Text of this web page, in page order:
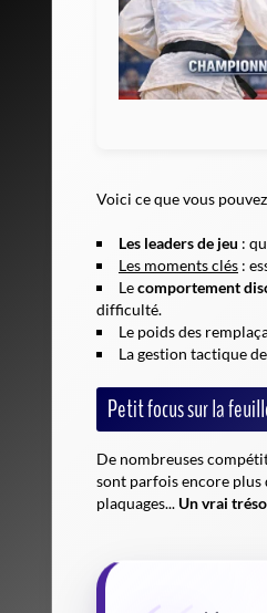
Voici ce que vous
Les leaders de jeu :
Les moments clés :
Lecomportement
difficulté.
Le poids des
La gestion tactique
Petit focus sur la
De nombreuses
sont parfois encore plus
plaquages...Un vrai